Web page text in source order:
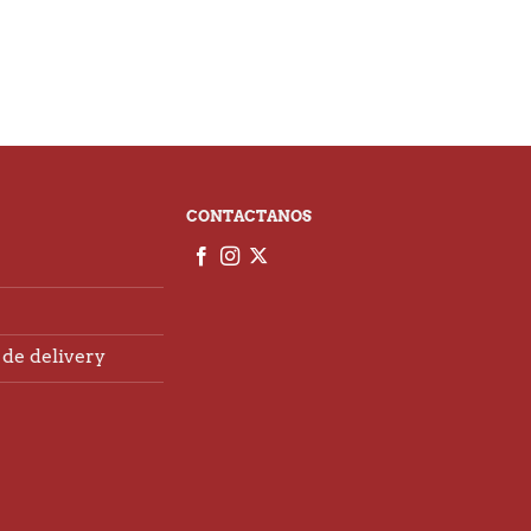
delivery
CONTACTANOS